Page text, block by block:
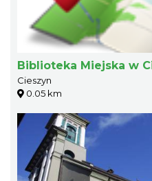
Biblioteka Miejska w
Cieszyn
0.05 km